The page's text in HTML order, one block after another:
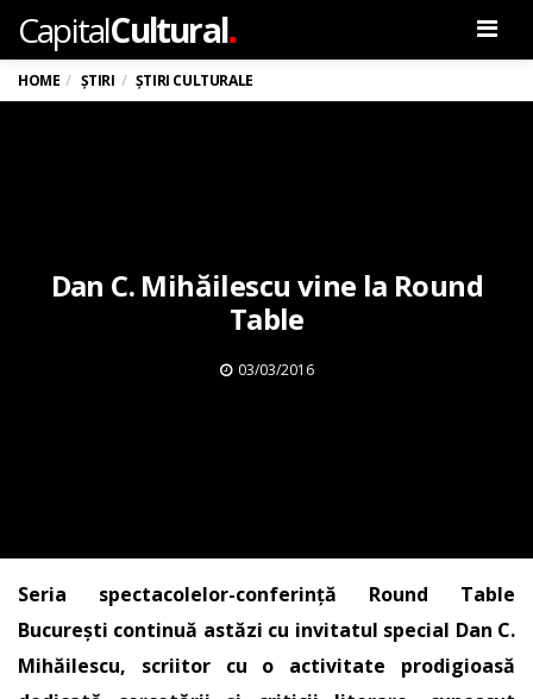
CapitalCultural.
HOME ȘTIRI ȘTIRI CULTURALE
Dan C. Mihăilescu vine la Round
Table
03/03/2016
Seria spectacolelor-conferință Round Table
București continuă astăzi cu invitatul special Dan C.
Mihăilescu, scriitor cu o activitate prodigioasă